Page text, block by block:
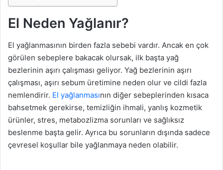
El Neden Yağlanır?
El yağlanmasının birden fazla sebebi vardır. Ancak en çok
görülen sebeplere bakacak olursak, ilk başta yağ
bezlerinin aşırı çalışması geliyor. Yağ bezlerinin aşırı
çalışması, aşırı sebum üretimine neden olur ve cildi fazla
nemlendirir. El yağlanmasının diğer sebeplerinden kısaca
bahsetmek gerekirse, temizliğin ihmali, yanlış kozmetik
ürünler, stres, metabozlizma sorunları ve sağlıksız
beslenme başta gelir. Ayrıca bu sorunların dışında sadece
çevresel koşullar bile yağlanmaya neden olabilir.